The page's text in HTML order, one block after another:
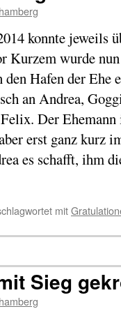
konnte jeweils
Kurzem wurde
Hafen der Ehe
an Andrea,
Der
erst ganz kurz
es schafft, ihm
mit
Sieg